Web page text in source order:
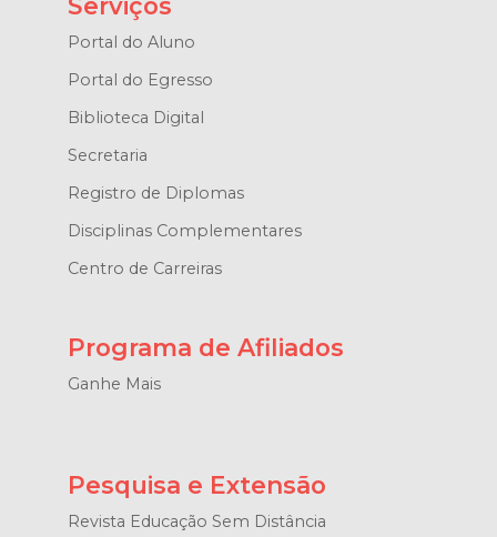
Serviços
Portal do Aluno
Portal do Egresso
Biblioteca Digital
Secretaria
Registro de Diplomas
Disciplinas Complementares
Centro de Carreiras
Programa de Afiliados
Ganhe Mais
Pesquisa e Extensão
Revista Educação Sem Distância